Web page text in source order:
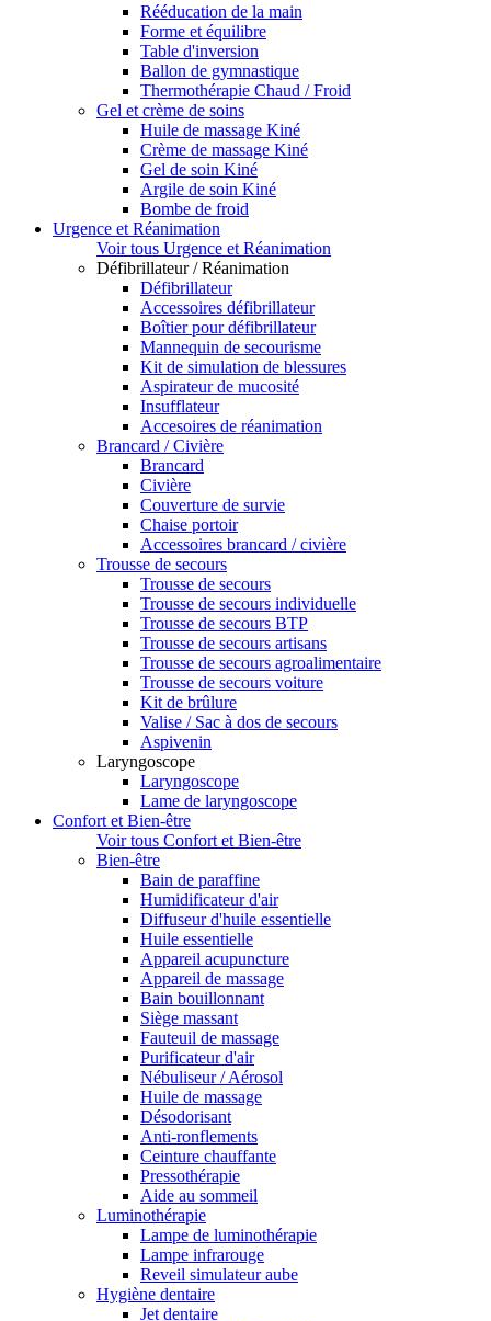
Rééducation de la main
Forme et équilibre
Table d'inversion
Ballon de gymnastique
Thermothérapie Chaud / Froid
Gel et crème de soins
Huile de massage Kiné
Crème de massage Kiné
Gel de soin Kiné
Argile de soin Kiné
Bombe de froid
Urgence et Réanimation
Voir tous Urgence et Réanimation
Défibrillateur / Réanimation
Défibrillateur
Accessoires défibrillateur
Boîtier pour défibrillateur
Mannequin de secourisme
Kit de simulation de blessures
Aspirateur de mucosité
Insufflateur
Accesoires de réanimation
Brancard / Civière
Brancard
Civière
Couverture de survie
Chaise portoir
Accessoires brancard / civière
Trousse de secours
Trousse de secours
Trousse de secours individuelle
Trousse de secours BTP
Trousse de secours artisans
Trousse de secours agroalimentaire
Trousse de secours voiture
Kit de brûlure
Valise / Sac à dos de secours
Aspivenin
Laryngoscope
Laryngoscope
Lame de laryngoscope
Confort et Bien-être
Voir tous Confort et Bien-être
Bien-être
Bain de paraffine
Humidificateur d'air
Diffuseur d'huile essentielle
Huile essentielle
Appareil acupuncture
Appareil de massage
Bain bouillonnant
Siège massant
Fauteuil de massage
Purificateur d'air
Nébuliseur / Aérosol
Huile de massage
Désodorisant
Anti-ronflements
Ceinture chauffante
Pressothérapie
Aide au sommeil
Luminothérapie
Lampe de luminothérapie
Lampe infrarouge
Reveil simulateur aube
Hygiène dentaire
Jet dentaire